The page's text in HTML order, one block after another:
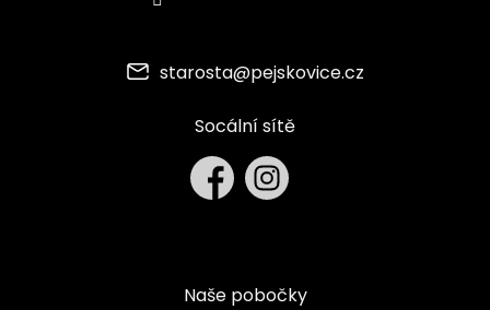
starosta@pejskovice.cz
Socální sítě
Naše pobočky